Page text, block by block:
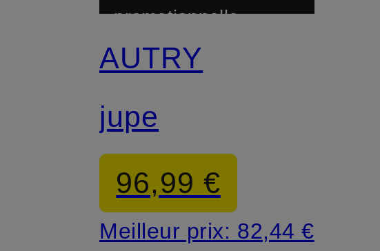
promotionnelle
AUTRY
jupe
96,99 €
Meilleur prix: 82,44 €